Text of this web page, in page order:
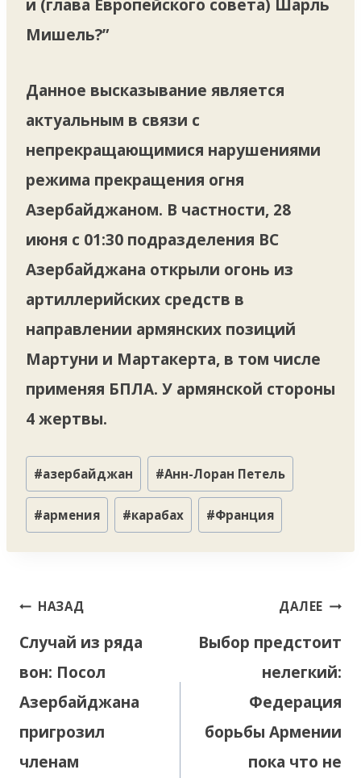
и (глава Европейского совета) Шарль
Мишель?”
Данное высказывание является
актуальным в связи с
непрекращающимися нарушениями
режима прекращения огня
Азербайджаном. В частности, 28
июня с 01:30 подразделения ВС
Азербайджана открыли огонь из
артиллерийских средств в
направлении армянских позиций
Мартуни и Мартакерта, в том числе
применяя БПЛА. У армянской стороны
4 жертвы.
Метки
записи:
#азербайджан #Анн-Лоран Петель
#армения #карабах #Франция
Навигация
записям
НАЗАД
Случай из ряда
вон: Посол
Азербайджана
пригрозил
членам
ДАЛЕЕ
Выбор предстоит
нелегкий:
Федерация
борьбы Армении
пока что не